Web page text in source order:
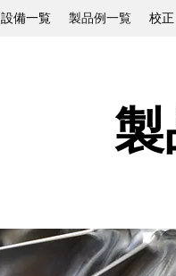
設備一覧 製品例一覧 校